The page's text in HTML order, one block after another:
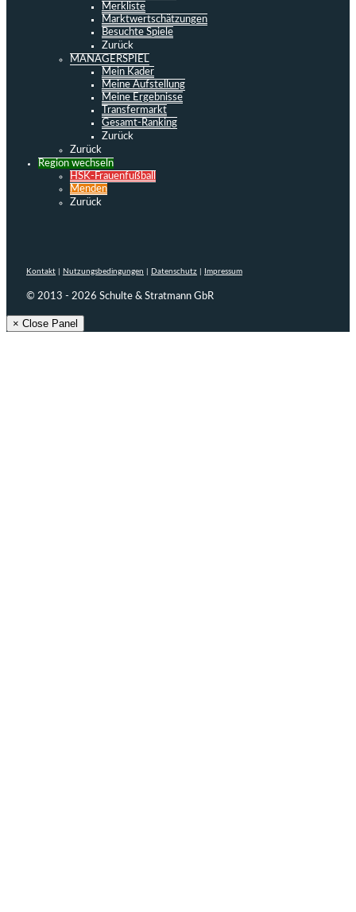
Merkliste
Marktwertschätzungen
Besuchte Spiele
Zurück
MANAGERSPIEL
Mein Kader
Meine Aufstellung
Meine Ergebnisse
Transfermarkt
Gesamt-Ranking
Zurück
Zurück
Region wechseln
HSK-Frauenfußball
Menden
Zurück
Kontakt Nutzungsbedingungen Datenschutz Impressum
© 2013 - 2026 Schulte & Stratmann GbR
× Close Panel